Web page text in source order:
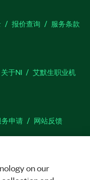
报价查询
服务条款
关于NI
艾默生职业机
申请 网站反馈
on our